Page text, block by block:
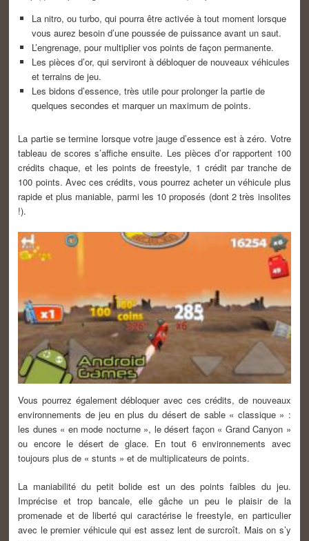
La nitro, ou turbo, qui pourra être activée à tout moment lorsque
vous aurez besoin d’une poussée de puissance avant un saut.
L’engrenage, pour multiplier vos points de façon permanente.
Les pièces d’or, qui serviront à débloquer de nouveaux véhicules
et terrains de jeu.
Les bidons d’essence, très utile pour prolonger la partie de
quelques secondes et marquer un maximum de points.
La partie se termine lorsque votre jauge d’essence est à zéro. Votre
tableau de scores s’affiche ensuite. Les pièces d’or rapportent 100
crédits chaque, et les points de freestyle, 1 crédit par tranche de
100 points. Avec ces crédits, vous pourrez acheter un véhicule plus
rapide et plus maniable, parmi les 10 proposés (dont 2 très insolites
!).
Vous pourrez également débloquer avec ces crédits, de nouveaux
environnements de jeu en plus du désert de sable « classique » :
les dunes « en mode nocturne », le désert façon « Grand Canyon »
ou encore le désert de glace. En tout 6 environnements avec
toujours plus de « stunts » et de multiplicateurs de points.
La maniabilité du petit bolide est un des points faibles du jeu.
Imprécise et trop bancale, elle gâche un peu le plaisir de la
promenade et de liberté qui caractérise le freestyle, en particulier
avec le premier véhicule qui est assez lent de surcroît. Mais on s’y